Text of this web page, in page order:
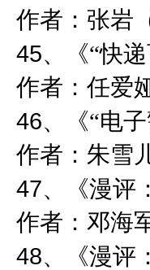
作者：张岩
45、《“快
作者：任爱
46、《“电
作者：朱雪
47、《漫评
作者：邓海
48、《漫评